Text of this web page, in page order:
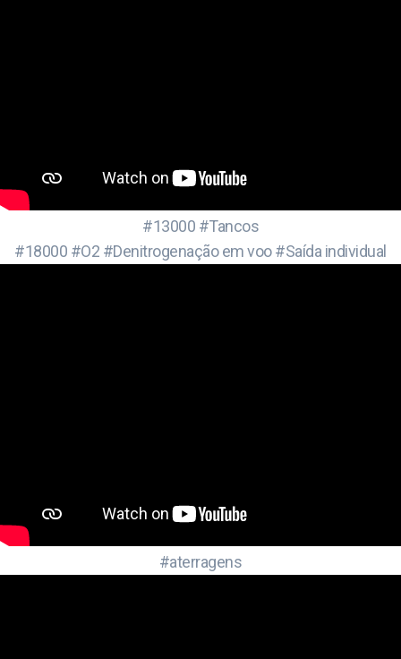
#13000 #Tancos
#18000 #O2 #Denitrogenação em voo #Saída individual
#aterragens